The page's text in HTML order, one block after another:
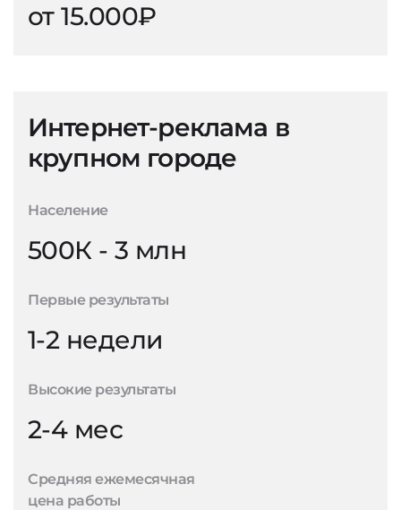
от 15.000₽
Интернет-реклама в
крупном городе
Население
500К - 3 млн
Первые результаты
1-2 недели
Высокие результаты
2-4 мес
Средняя ежемесячная
цена работы